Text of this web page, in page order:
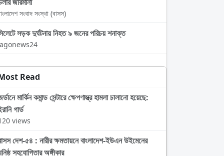
সংবাদ সংস্থা (বাসস)
সড়ক দুর্ঘটনায় নিহত ৯ জনের পরিচয় শনাক্ত
Read
মার্কিন কমান্ড সেন্টারে ক্ষেপণাস্ত্র হামলা চালানো হয়েছে:
গার্ড
views
দেশ-৫৪ : নারীর ক্ষমতায়নে বাংলাদেশ-ইউএন উইমেনের
সহযোগিতার অঙ্গীকার